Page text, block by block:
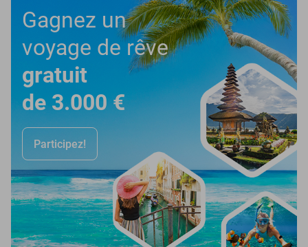
Gagnez un
voyage de rêve
gratuit
de 3.000 €
Participez!